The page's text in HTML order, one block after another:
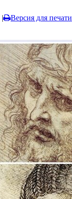
|
Версия для печати